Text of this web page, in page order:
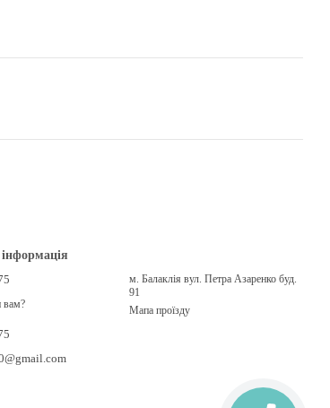
вам?
м. Балаклія вул. Петра Азаренко буд.
91
Мапа проїзду